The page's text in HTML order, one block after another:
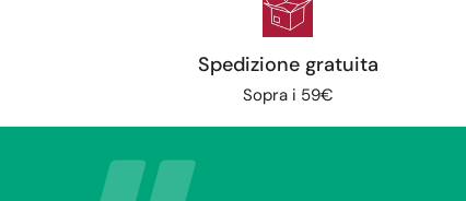
Spedizione gratuita
Sopra i 59€